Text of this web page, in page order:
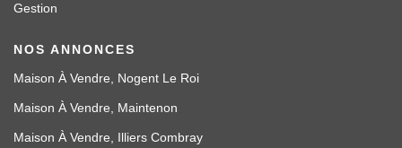
Gestion
NOS ANNONCES
Maison À Vendre, Nogent Le Roi
Maison À Vendre, Maintenon
Maison À Vendre, Illiers Combray